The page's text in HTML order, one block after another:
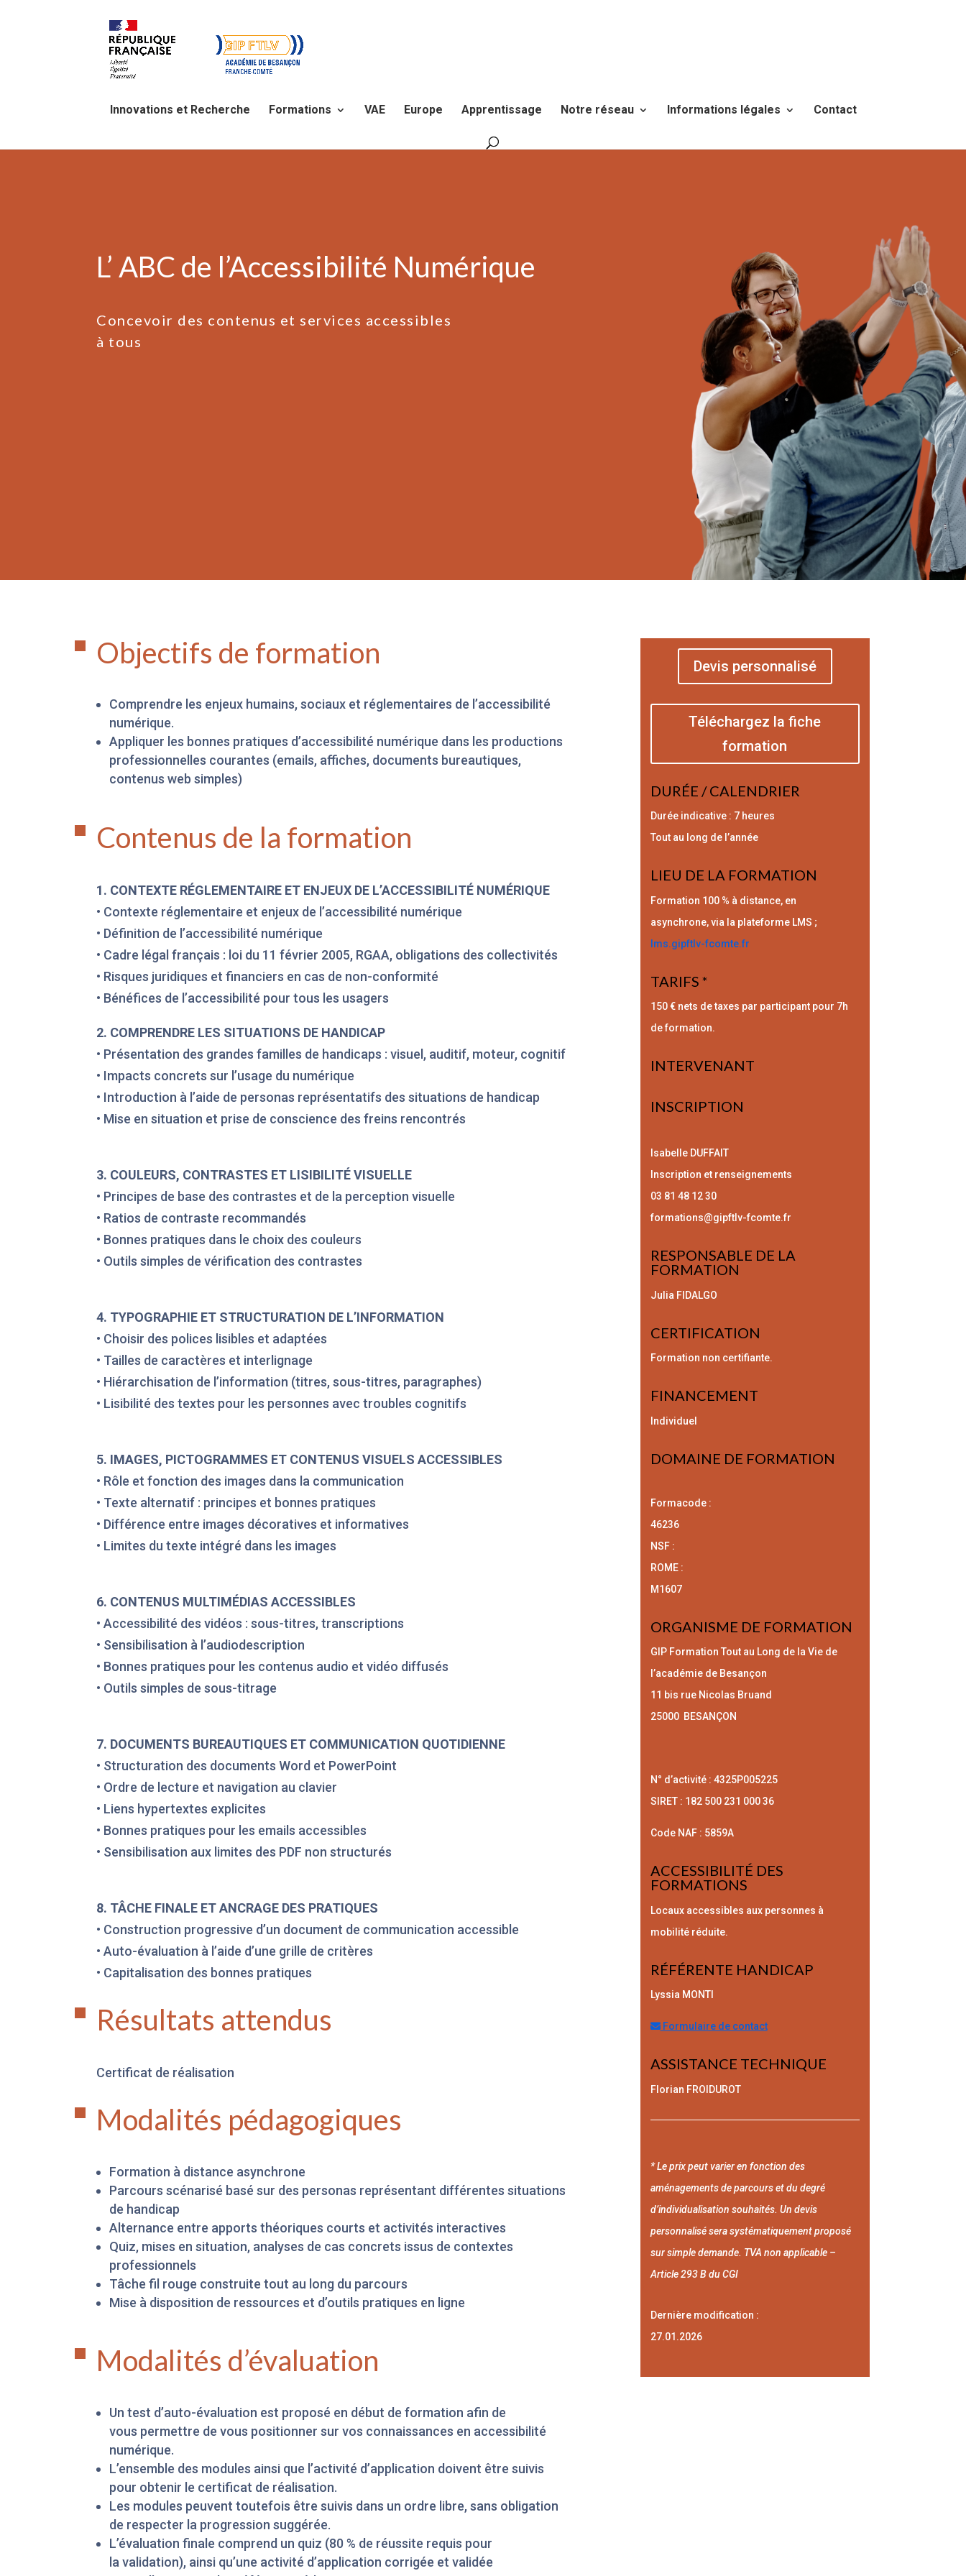
Innovations et Recherche Formations VAE Europe Apprentissage Notre réseau Informations légales Contact
L’ ABC de l’Accessibilité Numérique
Concevoir des contenus et services accessibles
à tous
Objectifs de formation
Comprendre les enjeux humains, sociaux et réglementaires de l’accessibilité
numérique.
Appliquer les bonnes pratiques d’accessibilité numérique dans les productions
professionnelles courantes (emails, affiches, documents bureautiques,
contenus web simples)
Contenus de la formation
1. CONTEXTE RÉGLEMENTAIRE ET ENJEUX DE L’ACCESSIBILITÉ NUMÉRIQUE
• Contexte réglementaire et enjeux de l’accessibilité numérique
• Définition de l’accessibilité numérique
• Cadre légal français : loi du 11 février 2005, RGAA, obligations des collectivités
• Risques juridiques et financiers en cas de non-conformité
• Bénéfices de l’accessibilité pour tous les usagers
2. COMPRENDRE LES SITUATIONS DE HANDICAP
• Présentation des grandes familles de handicaps : visuel, auditif, moteur, cognitif
• Impacts concrets sur l’usage du numérique
• Introduction à l’aide de personas représentatifs des situations de handicap
• Mise en situation et prise de conscience des freins rencontrés
3. COULEURS, CONTRASTES ET LISIBILITÉ VISUELLE
• Principes de base des contrastes et de la perception visuelle
• Ratios de contraste recommandés ​
• Bonnes pratiques dans le choix des couleurs ​
• Outils simples de vérification des contrastes
4. TYPOGRAPHIE ET STRUCTURATION DE L’INFORMATION
• Choisir des polices lisibles et adaptées
• Tailles de caractères et interlignage
• Hiérarchisation de l’information (titres, sous-titres, paragraphes)
• Lisibilité des textes pour les personnes avec troubles cognitifs
5. IMAGES, PICTOGRAMMES ET CONTENUS VISUELS ACCESSIBLES
• Rôle et fonction des images dans la communication
• Texte alternatif : principes et bonnes pratiques
• Différence entre images décoratives et informatives
• Limites du texte intégré dans les images
6. CONTENUS MULTIMÉDIAS ACCESSIBLES
• Accessibilité des vidéos : sous-titres, transcriptions
• Sensibilisation à l’audiodescription
• Bonnes pratiques pour les contenus audio et vidéo diffusés
• Outils simples de sous-titrage
7. DOCUMENTS BUREAUTIQUES ET COMMUNICATION QUOTIDIENNE
• Structuration des documents Word et PowerPoint
• Ordre de lecture et navigation au clavier
• Liens hypertextes explicites
• Bonnes pratiques pour les emails accessibles
• Sensibilisation aux limites des PDF non structurés
8. TÂCHE FINALE ET ANCRAGE DES PRATIQUES
• Construction progressive d’un document de communication accessible
• Auto-évaluation à l’aide d’une grille de critères
• Capitalisation des bonnes pratiques
Résultats attendus
Certificat de réalisation
Modalités pédagogiques
Formation à distance asynchrone
Parcours scénarisé basé sur des personas représentant différentes situations
de handicap
Alternance entre apports théoriques courts et activités interactives
Quiz, mises en situation, analyses de cas concrets issus de contextes
professionnels
Tâche fil rouge construite tout au long du parcours
Mise à disposition de ressources et d’outils pratiques en ligne
Modalités d’évaluation
Un test d’auto-évaluation est proposé en début de formation afin de
vous permettre de vous positionner sur vos connaissances en accessibilité
numérique.
L’ensemble des modules ainsi que l’activité d’application doivent être suivis
pour obtenir le certificat de réalisation.
Les modules peuvent toutefois être suivis dans un ordre libre, sans obligation
de respecter la progression suggérée.
L’évaluation finale comprend un quiz (80 % de réussite requis pour
la validation), ainsi qu’une activité d’application corrigée et validée
Devis personnalisé
Téléchargez la fiche
formation
DURÉE / CALENDRIER
Durée indicative : 7 heures
Tout au long de l’année
LIEU DE LA FORMATION
Formation 100 % à distance, en
asynchrone, via la plateforme LMS ;
lms.gipftlv-fcomte.fr
TARIFS *
150 € nets de taxes par participant pour 7h
de formation.
INTERVENANT
INSCRIPTION
Isabelle DUFFAIT
Inscription et renseignements
03 81 48 12 30
formations@gipftlv-fcomte.fr
RESPONSABLE DE LA
FORMATION
Julia FIDALGO
CERTIFICATION
Formation non certifiante.
FINANCEMENT
Individuel
DOMAINE DE FORMATION
Formacode :
46236
NSF :
ROME :
M1607
ORGANISME DE FORMATION
GIP Formation Tout au Long de la Vie de
l’académie de Besançon
11 bis rue Nicolas Bruand
25000 BESANÇON
N° d’activité : 4325P005225
SIRET : 182 500 231 000 36
Code NAF : 5859A
ACCESSIBILITÉ DES
FORMATIONS
Locaux accessibles ​aux personnes à
mobilité réduite.
RÉFÉRENTE HANDICAP
Lyssia MONTI
Formulaire de contact
ASSISTANCE TECHNIQUE
Florian FROIDUROT
* Le prix peut varier en fonction des
aménagements de parcours et du degré
d’individualisation souhaités. Un devis
personnalisé sera systématiquement proposé
sur simple demande. TVA non applicable –
Article 293 B du CGI
Dernière modification :
27.01.2026